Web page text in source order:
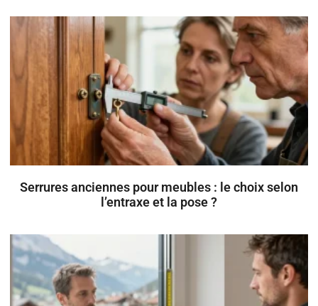
Serrures anciennes pour meubles : le choix selon
l’entraxe et la pose ?